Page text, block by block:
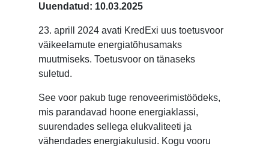
Uuendatud: 10.03.2025
23. aprill 2024 avati KredExi uus toetusvoor
väikeelamute energiatõhusamaks
muutmiseks. Toetusvoor on tänaseks
suletud.
See voor pakub tuge renoveerimistöödeks,
mis parandavad hoone energiaklassi,
suurendades sellega elukvaliteeti ja
vähendades energiakulusid. Kogu vooru